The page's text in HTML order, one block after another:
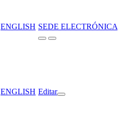
ENGLISH SEDE ELECTRÓNICA
ENGLISH Editar